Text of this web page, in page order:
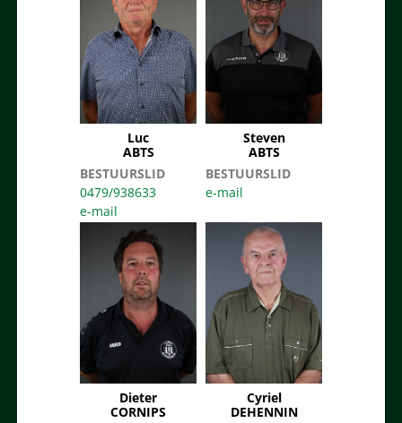
Luc
ABTS
BESTUURSLID
0479/938633
Steven
ABTS
BESTUURSLID
Dieter
CORNIPS
Cyriel
DEHENNIN